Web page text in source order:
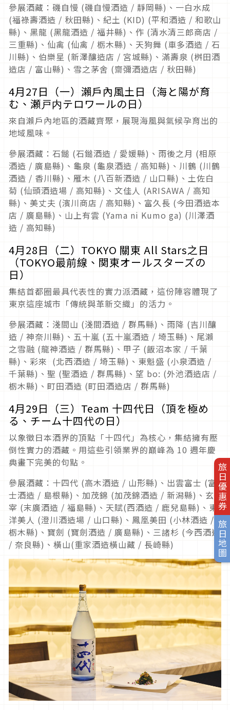
參展酒藏：磯自慢 (磯自慢酒造 / 靜岡縣)、一白水成
(福祿壽酒造 / 秋田縣)、紀土 (KID) (平和酒造 / 和歌山
縣)、黑龍 (黑龍酒造 / 福井縣)、作 (清水清三郎商店 /
三重縣)、仙禽 (仙禽 / 栃木縣)、天狗舞 (車多酒造 / 石
川縣)、伯樂星 (新澤釀造店 / 宮城縣)、滿壽泉 (桝田酒
造店 / 富山縣)、雪之茅舍 (齋彌酒造店 / 秋田縣)
4月27日（一）瀨戶內風土日（海と陽が育
む、瀬戸内テロワールの日）
來自瀨戶內地區的酒藏齊聚，展現海風與氣候孕育出的
地域風味。
參展酒藏：石鎚 (石鎚酒造 / 愛媛縣)、雨後之月 (相原
酒造 / 廣島縣)、龜泉 (龜泉酒造 / 高知縣)、川鶴 (川鶴
酒造 / 香川縣)、雁木 (八百新酒造 / 山口縣)、土佐白
菊 (仙頭酒造場 / 高知縣)、文佳人 (ARISAWA / 高知
縣)、美丈夫 (濱川商店 / 高知縣)、富久長 (今田酒造本
店 / 廣島縣)、山上有雲 (Yama ni Kumo ga) (川澤酒
造 / 高知縣)
4月28日（二）TOKYO 關東 All Stars之日
（TOKYO最前線、関東オールスターズの
日）
集結首都圈最具代表性的實力派酒藏，這份陣容體現了
東京這座城市「傳統與革新交織」的活力。
參展酒藏：淺間山 (淺間酒造 / 群馬縣)、雨降 (吉川釀
造 / 神奈川縣)、五十嵐 (五十嵐酒造 / 埼玉縣)、尾瀨
之雪融 (龍神酒造 / 群馬縣)、甲子 (飯沼本家 / 千葉
縣)、彩來 (北西酒造 / 埼玉縣)、東魁盛 (小泉酒造 /
千葉縣)、聖 (聖酒造 / 群馬縣)、望 bo: (外池酒造店 /
栃木縣)、町田酒造 (町田酒造店 / 群馬縣)
4月29日（三）Team 十四代日（頂を極め
る、チーム十四代の日）
以象徵日本酒界的頂點「十四代」為核心，集結擁有壓
倒性實力的酒藏。用這些引領業界的巔峰為 10 週年慶
典畫下完美的句點。
參展酒藏：十四代 (高木酒造 / 山形縣)、出雲富士 (富
士酒造 / 島根縣)、加茂錦 (加茂錦酒造 / 新潟縣)、玄
宰 (末廣酒造 / 福島縣)、天賦(西酒造 / 鹿兒島縣)、東
洋美人 (澄川酒造場 / 山口縣)、鳳凰美田 (小林酒造 /
栃木縣)、寶劍 (寶劍酒造 / 廣島縣)、三諸杉 (今西酒造
/ 奈良縣)、橫山(重家酒造橫山藏 / 長崎縣)